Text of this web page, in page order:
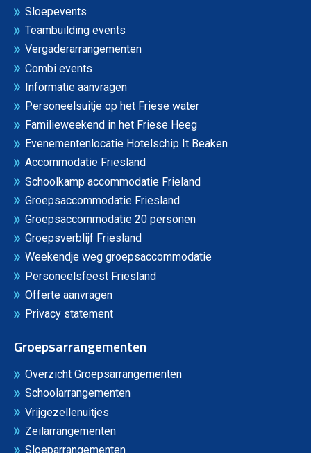
Sloepevents
Teambuilding events
Vergaderarrangementen
Combi events
Informatie aanvragen
Personeelsuitje op het Friese water
Familieweekend in het Friese Heeg
Evenementenlocatie Hotelschip It Beaken
Accommodatie Friesland
Schoolkamp accommodatie Frieland
Groepsaccommodatie Friesland
Groepsaccommodatie 20 personen
Groepsverblijf Friesland
Weekendje weg groepsaccommodatie
Personeelsfeest Friesland
Offerte aanvragen
Privacy statement
Groepsarrangementen
Overzicht Groepsarrangementen
Schoolarrangementen
Vrijgezellenuitjes
Zeilarrangementen
Sloeparrangementen